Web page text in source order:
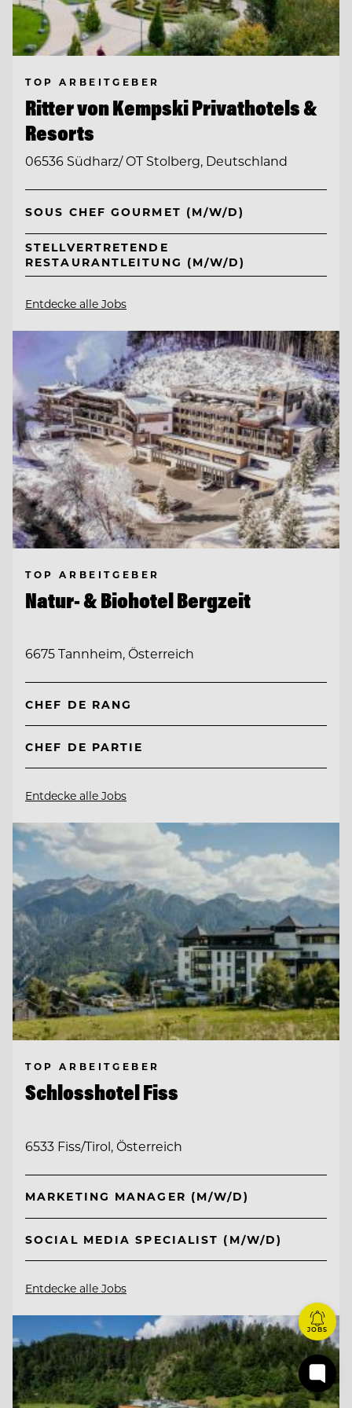
TOP ARBEITGEBER
Ritter von Kempski Privathotels &
Resorts
06536 Südharz/ OT Stolberg, Deutschland
SOUS CHEF GOURMET (M/W/D)
STELLVERTRETENDE
RESTAURANTLEITUNG (M/W/D)
Entdecke alle Jobs
TOP ARBEITGEBER
Natur- & Biohotel Bergzeit
6675 Tannheim, Österreich
CHEF DE RANG
CHEF DE PARTIE
Entdecke alle Jobs
TOP ARBEITGEBER
Schlosshotel Fiss
6533 Fiss/Tirol, Österreich
MARKETING MANAGER (M/W/D)
SOCIAL MEDIA SPECIALIST (M/W/D)
Entdecke alle Jobs
JOBS